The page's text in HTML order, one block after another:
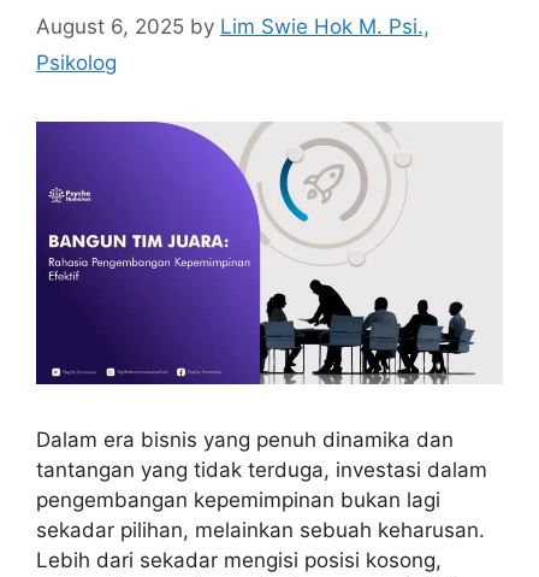
August 6, 2025 by Lim Swie Hok M. Psi.,
Psikolog
Dalam era bisnis yang penuh dinamika dan
tantangan yang tidak terduga, investasi dalam
pengembangan kepemimpinan bukan lagi
sekadar pilihan, melainkan sebuah keharusan.
Lebih dari sekadar mengisi posisi kosong,